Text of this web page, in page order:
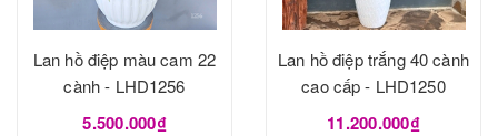
Lan hồ điệp màu cam 22
cành - LHD1256
5.500.000₫
Lan hồ điệp trắng 40 cành
cao cấp - LHD1250
11.200.000₫